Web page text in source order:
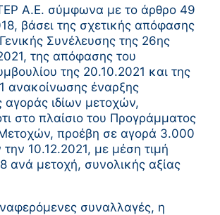
Α.Ε. σύμφωνα με το άρθρο 49
βάσει της σχετικής απόφασης
Συνέλευσης της 26ης
της απόφασης του
της 20.10.2021 και της
ανακοίνωσης έναρξης
ιδίων μετοχών,
στο πλαίσιο του Προγράμματος
προέβη σε αγορά 3.000
10.12.2021, με μέση τιμή
ανά μετοχή, συνολικής αξίας
συναλλαγές, η